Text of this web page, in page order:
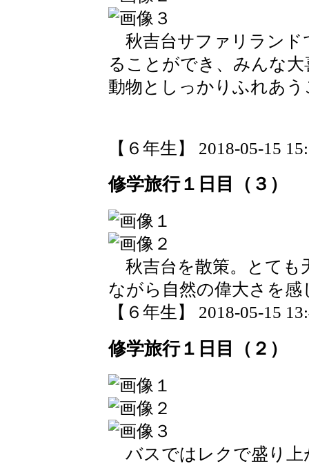
秋吉台サファリランド
ることができ、みんな
動物としっかりふれあ
【６年生】 2018-05-15
修学旅行１日目（３）
秋吉台を散策。とても
ながら自然の偉大さを感
【６年生】 2018-05-15
修学旅行１日目（２）
バスではレクで盛り